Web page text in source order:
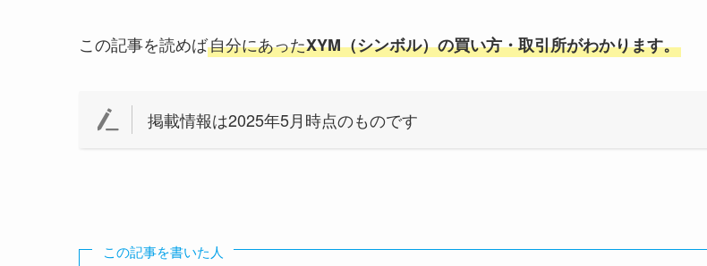
この記事を読めば自分にあったXYM（シンボル）の買い方・取引所がわかります。
掲載情報は2025年5月時点のものです
この記事を書いた人